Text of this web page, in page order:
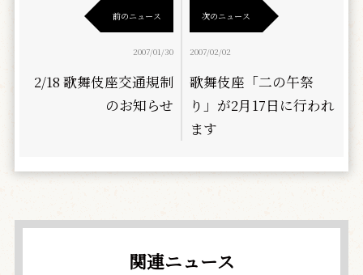
前のニュース
2007/01/30
2/18 歌舞伎座交通規制
のお知らせ
次のニュース
2007/02/02
歌舞伎座「二の午祭
り」が2月17日に行われ
ます
関連ニュース